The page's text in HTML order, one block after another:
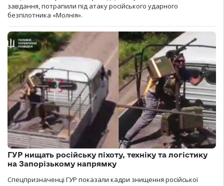
завдання, потрапили під атаку російського ударного
безпілотника «Молнія».
ГУР нищать російську піхоту, техніку та логістику
на Запорізькому напрямку
Спецпризначенці ГУР показали кадри знищення російської